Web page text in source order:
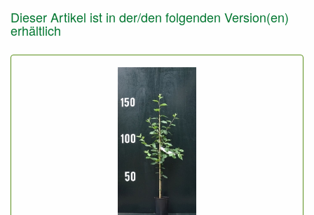
Dieser Artikel ist in der/den folgenden Version(en)
erhältlich